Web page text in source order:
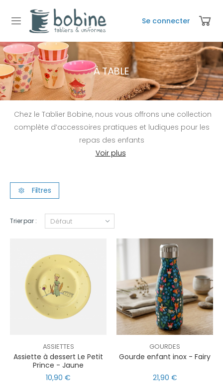
Se connecter
À TABLE
Chez le Tablier Bobine, nous vous offrons une collection
complète d’accessoires pratiques et ludiques pour les
repas des enfants
Filtres
Trier par :
ASSIETTES
Assiette à dessert Le Petit
Prince - Jaune
10,90 €
GOURDES
Gourde enfant inox - Fairy
21,90 €